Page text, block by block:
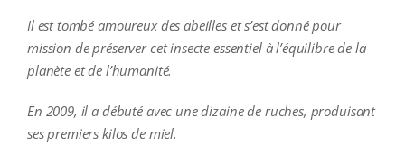
Il est tombé amoureux des abeilles et s’est donné pour
mission de préserver cet insecte essentiel à l’équilibre de la
planète et de l’humanité.
En 2009, il a débuté avec une dizaine de ruches, produisant
ses premiers kilos de miel.